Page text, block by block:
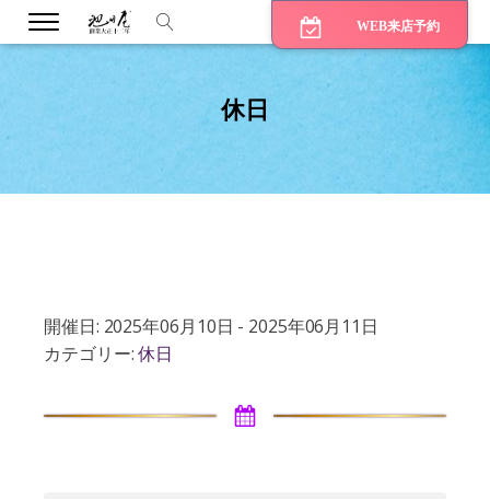
WEB来店予約
休日
開催日: 2025年06月10日 - 2025年06月11日
カテゴリー:休日